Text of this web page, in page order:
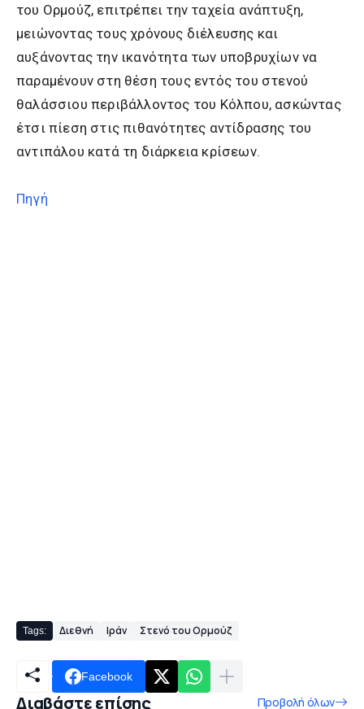
του Ορμούζ, επιτρέπει την ταχεία ανάπτυξη,
μειώνοντας τους χρόνους διέλευσης και
αυξάνοντας την ικανότητα των υποβρυχίων να
παραμένουν στη θέση τους εντός του στενού
θαλάσσιου περιβάλλοντος του Κόλπου, ασκώντας
έτσι πίεση στις πιθανότητες αντίδρασης του
αντιπάλου κατά τη διάρκεια κρίσεων.
Πηγή
Tags: Διεθνή Ιράν Στενό του Ορμούζ
Facebook
Διαβάστε επίσης Προβολή όλων